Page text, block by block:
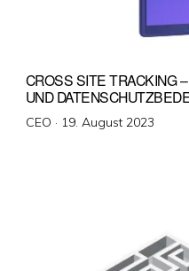
CROSS SITE TRACKING
UND
CEO · Veröffentlicht
19. August 2023